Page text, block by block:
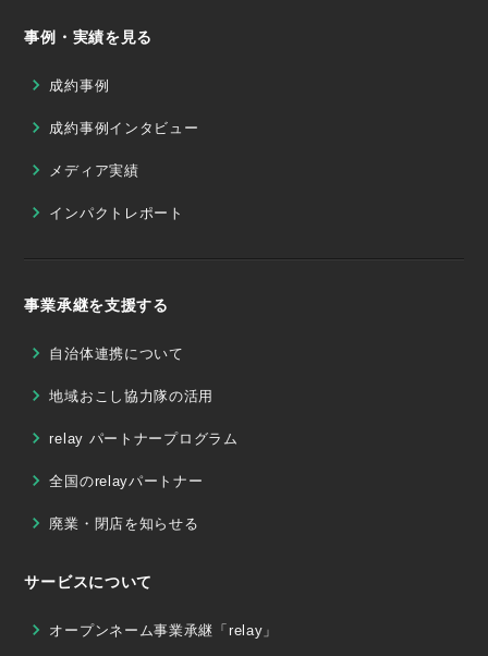
事例・実績を見る
成約事例
成約事例インタビュー
メディア実績
インパクトレポート
事業承継を支援する
自治体連携について
地域おこし協力隊の活用
relay パートナープログラム
全国のrelayパートナー
廃業・閉店を知らせる
サービスについて
オープンネーム事業承継「relay」